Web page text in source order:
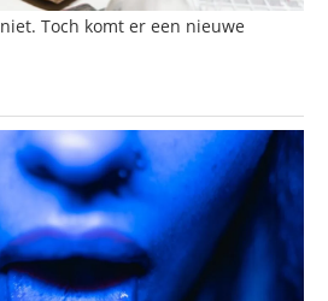
Toch komt er een nieuwe